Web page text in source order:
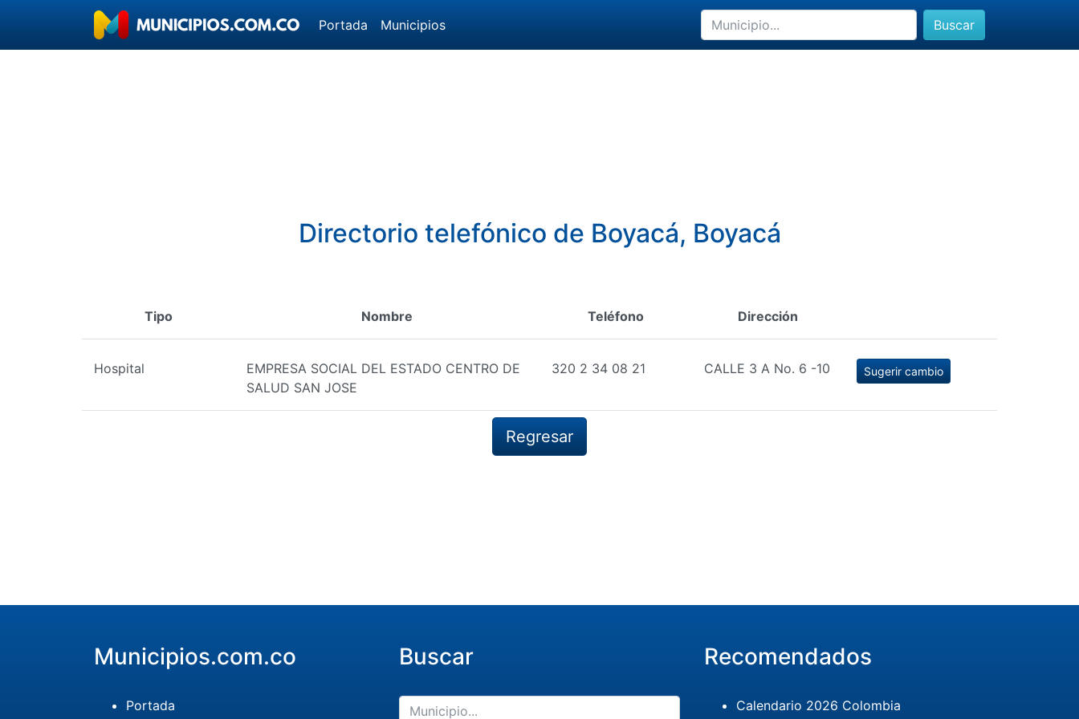
Portada Municipios Buscar
Directorio telefónico de Boyacá, Boyacá
Tipo Nombre Teléfono Dirección
Hospital
EMPRESA SOCIAL DEL ESTADO CENTRO DE
SALUD SAN JOSE
320 2 34 08 21 CALLE 3 A No. 6 -10 Sugerir cambio
Regresar
Municipios.com.co
Portada
Buscar Recomendados
Calendario 2026 Colombia